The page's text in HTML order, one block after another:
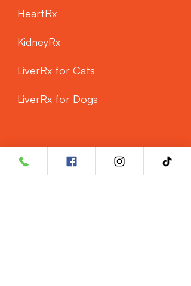
HeartRx
KidneyRx
LiverRx for Cats
LiverRx for Dogs
CUSTOMER SERVICE